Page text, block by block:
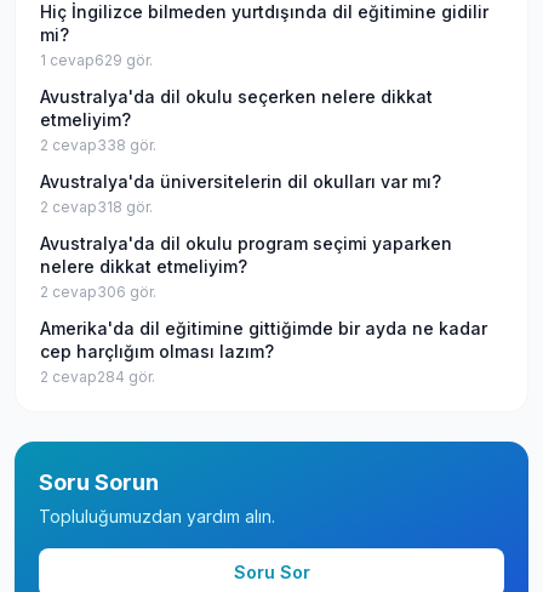
Hiç İngilizce bilmeden yurtdışında dil eğitimine gidilir
mi?
1 cevap629 gör.
Avustralya'da dil okulu seçerken nelere dikkat
etmeliyim?
2 cevap338 gör.
Avustralya'da üniversitelerin dil okulları var mı?
2 cevap318 gör.
Avustralya'da dil okulu program seçimi yaparken
nelere dikkat etmeliyim?
2 cevap306 gör.
Amerika'da dil eğitimine gittiğimde bir ayda ne kadar
cep harçlığım olması lazım?
2 cevap284 gör.
Soru Sorun
Topluluğumuzdan yardım alın.
Soru Sor